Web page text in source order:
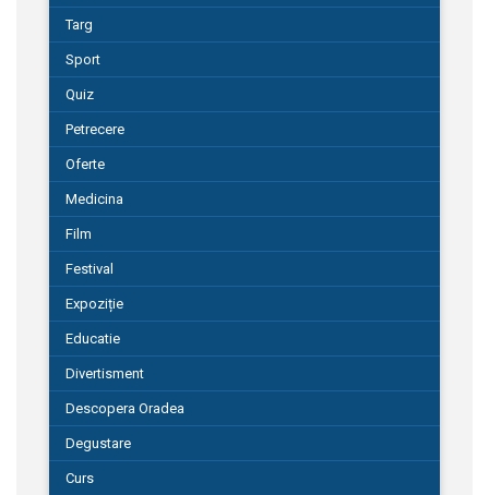
Targ
Sport
Quiz
Petrecere
Oferte
Medicina
Film
Festival
Expoziție
Educatie
Divertisment
Descopera Oradea
Degustare
Curs